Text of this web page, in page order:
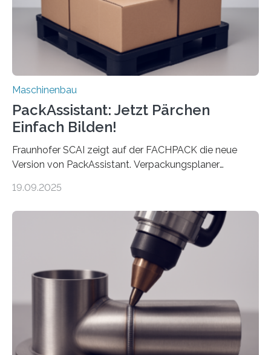
Auftrag kann das Umrüsten…
Maschinenbau
PackAssistant: Jetzt Pärchen
Einfach Bilden!
Fraunhofer SCAI zeigt auf der FACHPACK die neue
Version von PackAssistant. Verpackungsplaner
Automobil, Maschinenbau und in der Zulieferindustrie.
Teile als eine Einheit verpacken. Die Anordnung kann
der Benutzer vorgeben und erhält so mehr Kontrolle
über die Positionierung der Bauteile. Die ebenfalls neue
Automatisierungsschnittstelle dient dazu, die Software
besser in spezifische Unternehmensprozesse
einzubinden. Sankt Augustin – Zur Messe FACHPACK
vom 23. bis 25. September in Nürnberg…
19.09.2025